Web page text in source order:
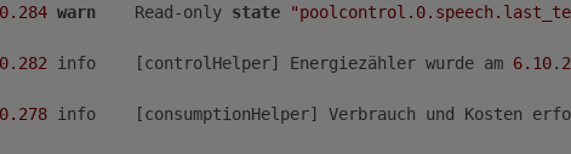
warn
	Read-only
state
	info	[controlHelper] Energiezähler wurde am
6.10.
info	[consumptionHelper] Verbrauch und Kosten